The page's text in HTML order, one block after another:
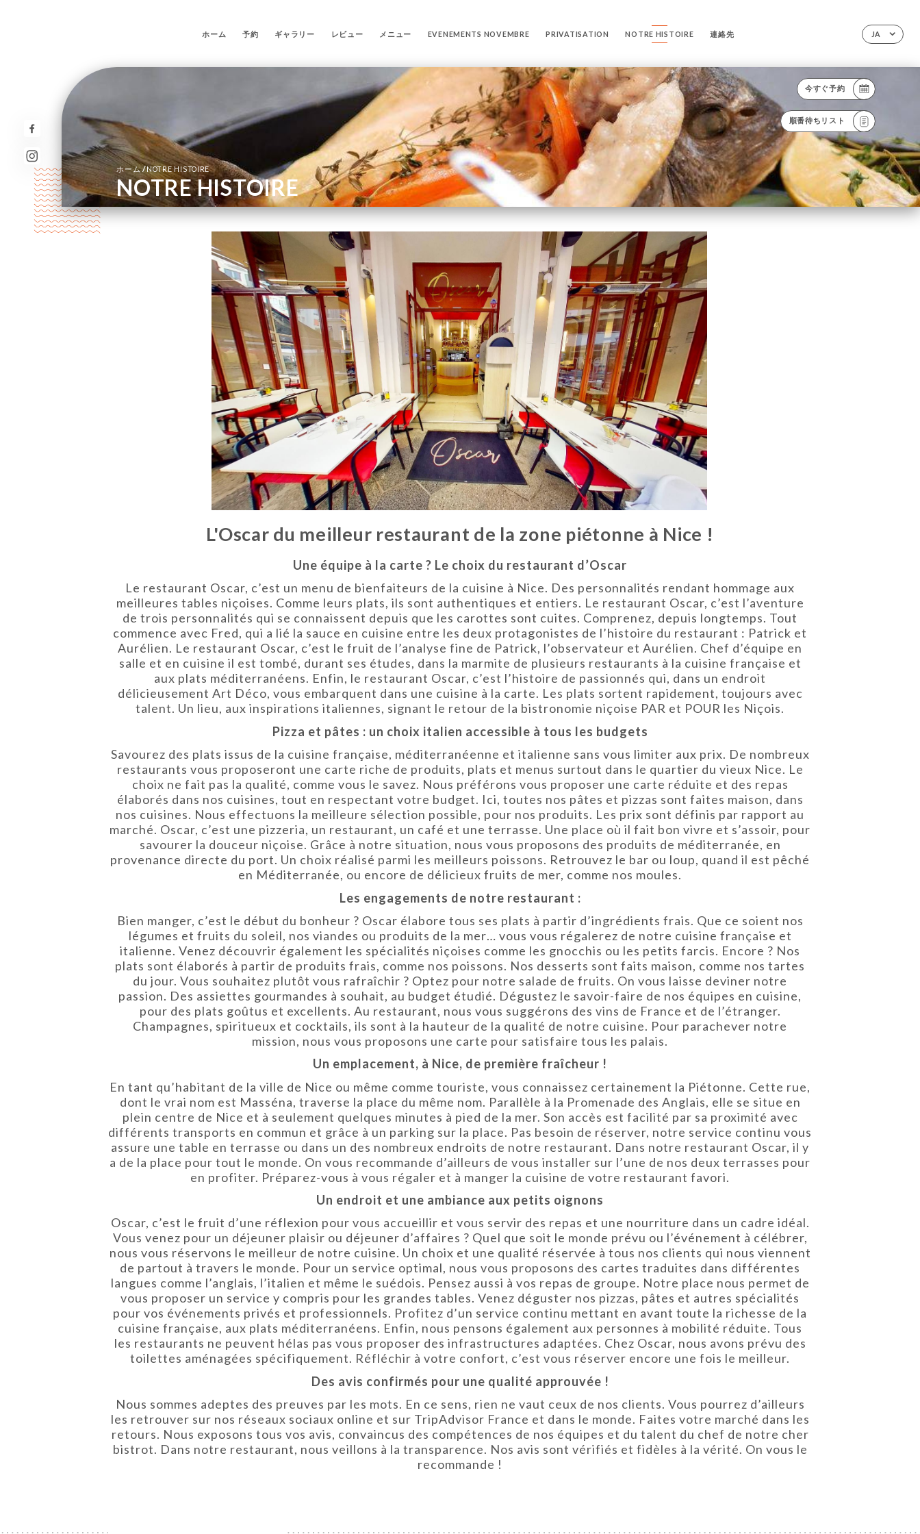
JA
ホーム 予約 ギャラリー レビュー メニュー EVENEMENTS NOVEMBRE PRIVATISATION NOTRE HISTOIRE 連絡先
今すぐ予約
順番待ちリスト
ホーム/NOTRE HISTOIRE
NOTRE HISTOIRE
L'Oscar du meilleur restaurant de la zone piétonne à Nice !
Une équipe à la carte ? Le choix du restaurant d’Oscar
Le restaurant Oscar, c’est un menu de bienfaiteurs de la cuisine à Nice. Des personnalités rendant hommage aux
meilleures tables niçoises. Comme leurs plats, ils sont authentiques et entiers. Le restaurant Oscar, c’est l’aventure
de trois personnalités qui se connaissent depuis que les carottes sont cuites. Comprenez, depuis longtemps. Tout
commence avec Fred, qui a lié la sauce en cuisine entre les deux protagonistes de l’histoire du restaurant : Patrick et
Aurélien. Le restaurant Oscar, c’est le fruit de l’analyse fine de Patrick, l’observateur et Aurélien. Chef d’équipe en
salle et en cuisine il est tombé, durant ses études, dans la marmite de plusieurs restaurants à la cuisine française et
aux plats méditerranéens. Enfin, le restaurant Oscar, c’est l’histoire de passionnés qui, dans un endroit
délicieusement Art Déco, vous embarquent dans une cuisine à la carte. Les plats sortent rapidement, toujours avec
talent. Un lieu, aux inspirations italiennes, signant le retour de la bistronomie niçoise PAR et POUR les Niçois.
Pizza et pâtes : un choix italien accessible à tous les budgets
Savourez des plats issus de la cuisine française, méditerranéenne et italienne sans vous limiter aux prix. De nombreux
restaurants vous proposeront une carte riche de produits, plats et menus surtout dans le quartier du vieux Nice. Le
choix ne fait pas la qualité, comme vous le savez. Nous préférons vous proposer une carte réduite et des repas
élaborés dans nos cuisines, tout en respectant votre budget. Ici, toutes nos pâtes et pizzas sont faites maison, dans
nos cuisines. Nous effectuons la meilleure sélection possible, pour nos produits. Les prix sont définis par rapport au
marché. Oscar, c’est une pizzeria, un restaurant, un café et une terrasse. Une place où il fait bon vivre et s’assoir, pour
savourer la douceur niçoise. Grâce à notre situation, nous vous proposons des produits de méditerranée, en
provenance directe du port. Un choix réalisé parmi les meilleurs poissons. Retrouvez le bar ou loup, quand il est pêché
en Méditerranée, ou encore de délicieux fruits de mer, comme nos moules.
Les engagements de notre restaurant :
Bien manger, c’est le début du bonheur ? Oscar élabore tous ses plats à partir d’ingrédients frais. Que ce soient nos
légumes et fruits du soleil, nos viandes ou produits de la mer… vous vous régalerez de notre cuisine française et
italienne. Venez découvrir également les spécialités niçoises comme les gnocchis ou les petits farcis. Encore ? Nos
plats sont élaborés à partir de produits frais, comme nos poissons. Nos desserts sont faits maison, comme nos tartes
du jour. Vous souhaitez plutôt vous rafraîchir ? Optez pour notre salade de fruits. On vous laisse deviner notre
passion. Des assiettes gourmandes à souhait, au budget étudié. Dégustez le savoir-faire de nos équipes en cuisine,
pour des plats goûtus et excellents. Au restaurant, nous vous suggérons des vins de France et de l’étranger.
Champagnes, spiritueux et cocktails, ils sont à la hauteur de la qualité de notre cuisine. Pour parachever notre
mission, nous vous proposons une carte pour satisfaire tous les palais.
Un emplacement, à Nice, de première fraîcheur !
En tant qu’habitant de la ville de Nice ou même comme touriste, vous connaissez certainement la Piétonne. Cette rue,
dont le vrai nom est Masséna, traverse la place du même nom. Parallèle à la Promenade des Anglais, elle se situe en
plein centre de Nice et à seulement quelques minutes à pied de la mer. Son accès est facilité par sa proximité avec
différents transports en commun et grâce à un parking sur la place. Pas besoin de réserver, notre service continu vous
assure une table en terrasse ou dans un des nombreux endroits de notre restaurant. Dans notre restaurant Oscar, il y
a de la place pour tout le monde. On vous recommande d’ailleurs de vous installer sur l’une de nos deux terrasses pour
en profiter. Préparez-vous à vous régaler et à manger la cuisine de votre restaurant favori.
Un endroit et une ambiance aux petits oignons
Oscar, c’est le fruit d’une réflexion pour vous accueillir et vous servir des repas et une nourriture dans un cadre idéal.
Vous venez pour un déjeuner plaisir ou déjeuner d’affaires ? Quel que soit le monde prévu ou l’événement à célébrer,
nous vous réservons le meilleur de notre cuisine. Un choix et une qualité réservée à tous nos clients qui nous viennent
de partout à travers le monde. Pour un service optimal, nous vous proposons des cartes traduites dans différentes
langues comme l’anglais, l’italien et même le suédois. Pensez aussi à vos repas de groupe. Notre place nous permet de
vous proposer un service y compris pour les grandes tables. Venez déguster nos pizzas, pâtes et autres spécialités
pour vos événements privés et professionnels. Profitez d’un service continu mettant en avant toute la richesse de la
cuisine française, aux plats méditerranéens. Enfin, nous pensons également aux personnes à mobilité réduite. Tous
les restaurants ne peuvent hélas pas vous proposer des infrastructures adaptées. Chez Oscar, nous avons prévu des
toilettes aménagées spécifiquement. Réfléchir à votre confort, c’est vous réserver encore une fois le meilleur.
Des avis confirmés pour une qualité approuvée !
Nous sommes adeptes des preuves par les mots. En ce sens, rien ne vaut ceux de nos clients. Vous pourrez d’ailleurs
les retrouver sur nos réseaux sociaux online et sur TripAdvisor France et dans le monde. Faites votre marché dans les
retours. Nous exposons tous vos avis, convaincus des compétences de nos équipes et du talent du chef de notre cher
bistrot. Dans notre restaurant, nous veillons à la transparence. Nos avis sont vérifiés et fidèles à la vérité. On vous le
recommande !